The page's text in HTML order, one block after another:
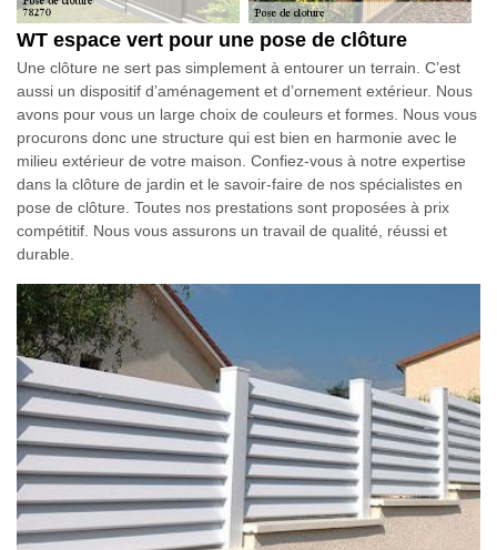
WT espace vert pour une pose de clôture
Une clôture ne sert pas simplement à entourer un terrain. C’est
aussi un dispositif d’aménagement et d’ornement extérieur. Nous
avons pour vous un large choix de couleurs et formes. Nous vous
procurons donc une structure qui est bien en harmonie avec le
milieu extérieur de votre maison. Confiez-vous à notre expertise
dans la clôture de jardin et le savoir-faire de nos spécialistes en
pose de clôture. Toutes nos prestations sont proposées à prix
compétitif. Nous vous assurons un travail de qualité, réussi et
durable.